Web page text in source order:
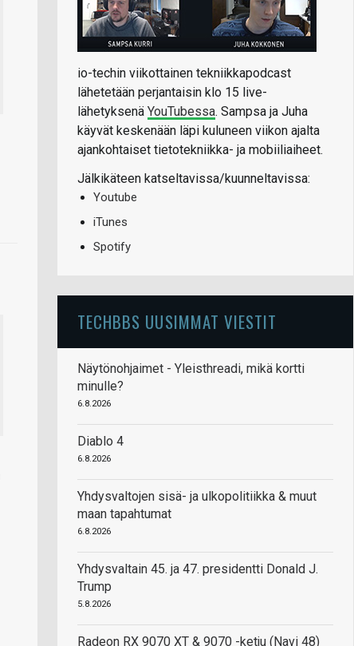
io-techin viikottainen tekniikkapodcast
lähetetään perjantaisin klo 15 live-
lähetyksenä YouTubessa. Sampsa ja Juha
käyvät keskenään läpi kuluneen viikon ajalta
ajankohtaiset tietotekniikka- ja mobiiliaiheet.
Jälkikäteen katseltavissa/kuunneltavissa:
Youtube
iTunes
Spotify
TECHBBS UUSIMMAT VIESTIT
Näytönohjaimet - Yleisthreadi, mikä kortti
minulle?
6.8.2026
Diablo 4
6.8.2026
Yhdysvaltojen sisä- ja ulkopolitiikka & muut
maan tapahtumat
6.8.2026
Yhdysvaltain 45. ja 47. presidentti Donald J.
Trump
5.8.2026
Radeon RX 9070 XT & 9070 -ketju (Navi 48)